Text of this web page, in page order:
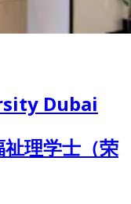
Dubai
理学士（荣